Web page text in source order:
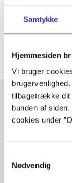
Samtykke
Hjemmesiden
Vi bruger
tilbagetrække dit
bunden af
cookies under
Nødvendig
The articles in
Articles